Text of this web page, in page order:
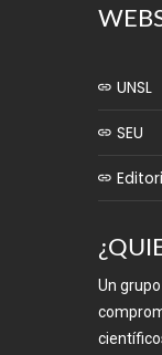
UNSL
SEU
Un